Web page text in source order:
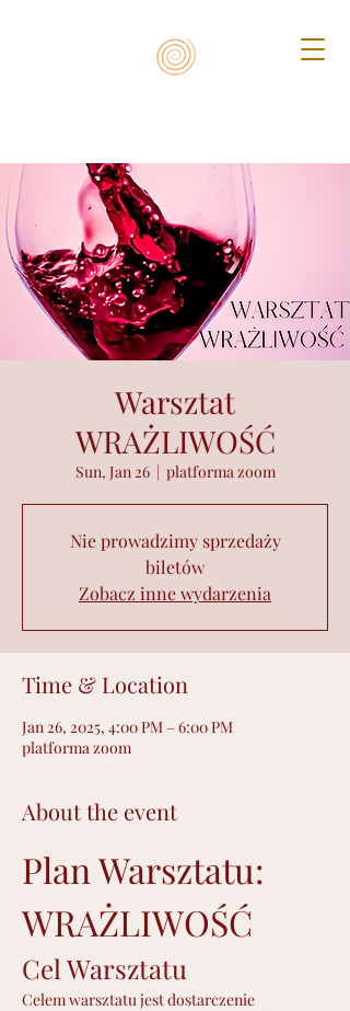
Warsztat
WRAŻLIWOŚĆ
Sun, Jan 26
  |
platforma zoom
Nie prowadzimy sprzedaży
biletów
Zobacz inne wydarzenia
Time & Location
Jan 26, 2025, 4:00 PM – 6:00 PM
platforma zoom
About the event
Plan Warsztatu:
WRAŻLIWOŚĆ
Cel Warsztatu
Celem warsztatu jest dostarczenie